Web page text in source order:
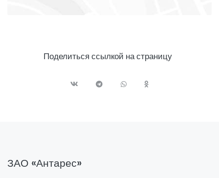
Поделиться ссылкой на страницу
ЗАО «Антарес»